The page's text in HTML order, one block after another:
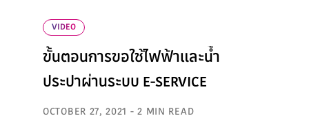
VIDEO
ขั้นตอนการขอใช้ไฟฟ้าและน้ำ
ประปาผ่านระบบ E-SERVICE
OCTOBER 27, 2021 - 2 MIN READ